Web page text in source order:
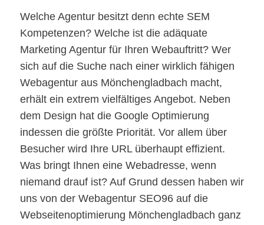
Welche Agentur besitzt denn echte SEM
Kompetenzen? Welche ist die adäquate
Marketing Agentur für Ihren Webauftritt? Wer
sich auf die Suche nach einer wirklich fähigen
Webagentur aus Mönchengladbach macht,
erhält ein extrem vielfältiges Angebot. Neben
dem Design hat die Google Optimierung
indessen die größte Priorität. Vor allem über
Besucher wird Ihre URL überhaupt effizient.
Was bringt Ihnen eine Webadresse, wenn
niemand drauf ist? Auf Grund dessen haben wir
uns von der Webagentur SEO96 auf die
Webseitenoptimierung Mönchengladbach ganz